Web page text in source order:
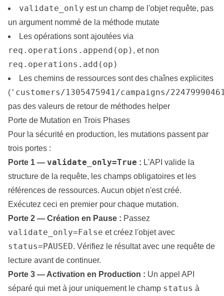
validate_only est un champ de l'objet requête, pas
un argument nommé de la méthode mutate
Les opérations sont ajoutées via
req.operations.append(op) , et non
req.operations.add(op)
Les chemins de ressources sont des chaînes explicites
( 'customers/1305475941/campaigns/
pas des valeurs de retour de méthodes helper
Porte de Mutation en Trois Phases
Pour la sécurité en production, les mutations passent par
trois portes :
Porte 1 — validate_only=True : L'API valide la
structure de la requête, les champs obligatoires et les
références de ressources. Aucun objet n'est créé.
Exécutez ceci en premier pour chaque mutation.
Porte 2 — Création en Pause : Passez
validate_only=False et créez l'objet avec
status=PAUSED. Vérifiez le résultat avec une requête de
lecture avant de continuer.
Porte 3 — Activation en Production : Un appel API
séparé qui met à jour uniquement le champ status à